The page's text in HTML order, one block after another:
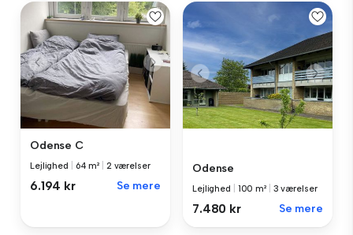
Odense C
Lejlighed 64 m² 2 værelser
6.194 kr Se mere
Odense
Lejlighed 100 m² 3 værelser
7.480 kr Se mere